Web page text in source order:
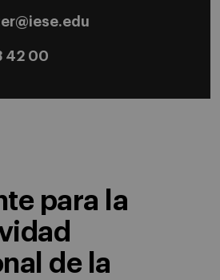
42 00
para la
de la